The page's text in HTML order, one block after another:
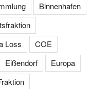
Binnenhafen
Loss
COE
Eißendorf
Europa